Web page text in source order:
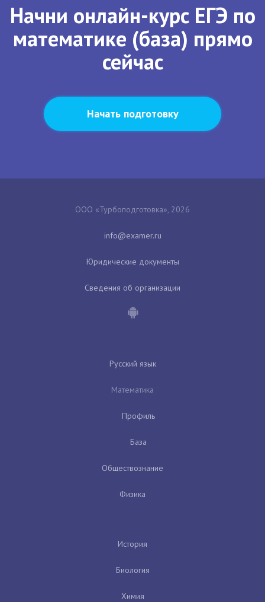
Начни онлайн-курс ЕГЭ по
математике (база) прямо
сейчас
Начать подготовку
ООО «Турбоподготовка», 2026
Юридические документы
Сведения об организации
Русский язык
Математика
Профиль
База
Обществознание
Физика
История
Биология
Химия